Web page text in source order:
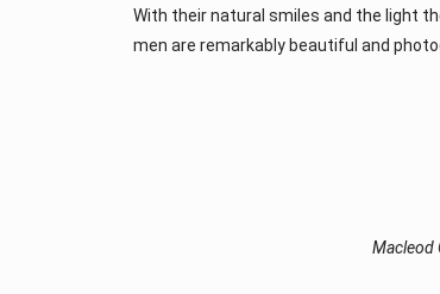
With their natural smiles and the light
men are remarkably beautiful and
Macleod